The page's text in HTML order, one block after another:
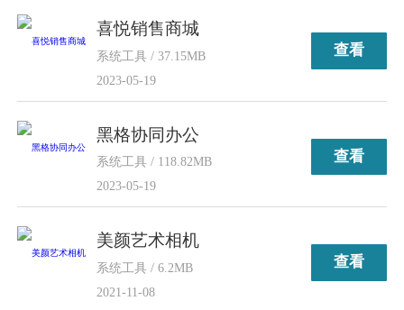
喜悦销售商城
系统工具 / 37.15MB
2023-05-19
查看
黑格协同办公
系统工具 / 118.82MB
2023-05-19
查看
美颜艺术相机
系统工具 / 6.2MB
2021-11-08
查看